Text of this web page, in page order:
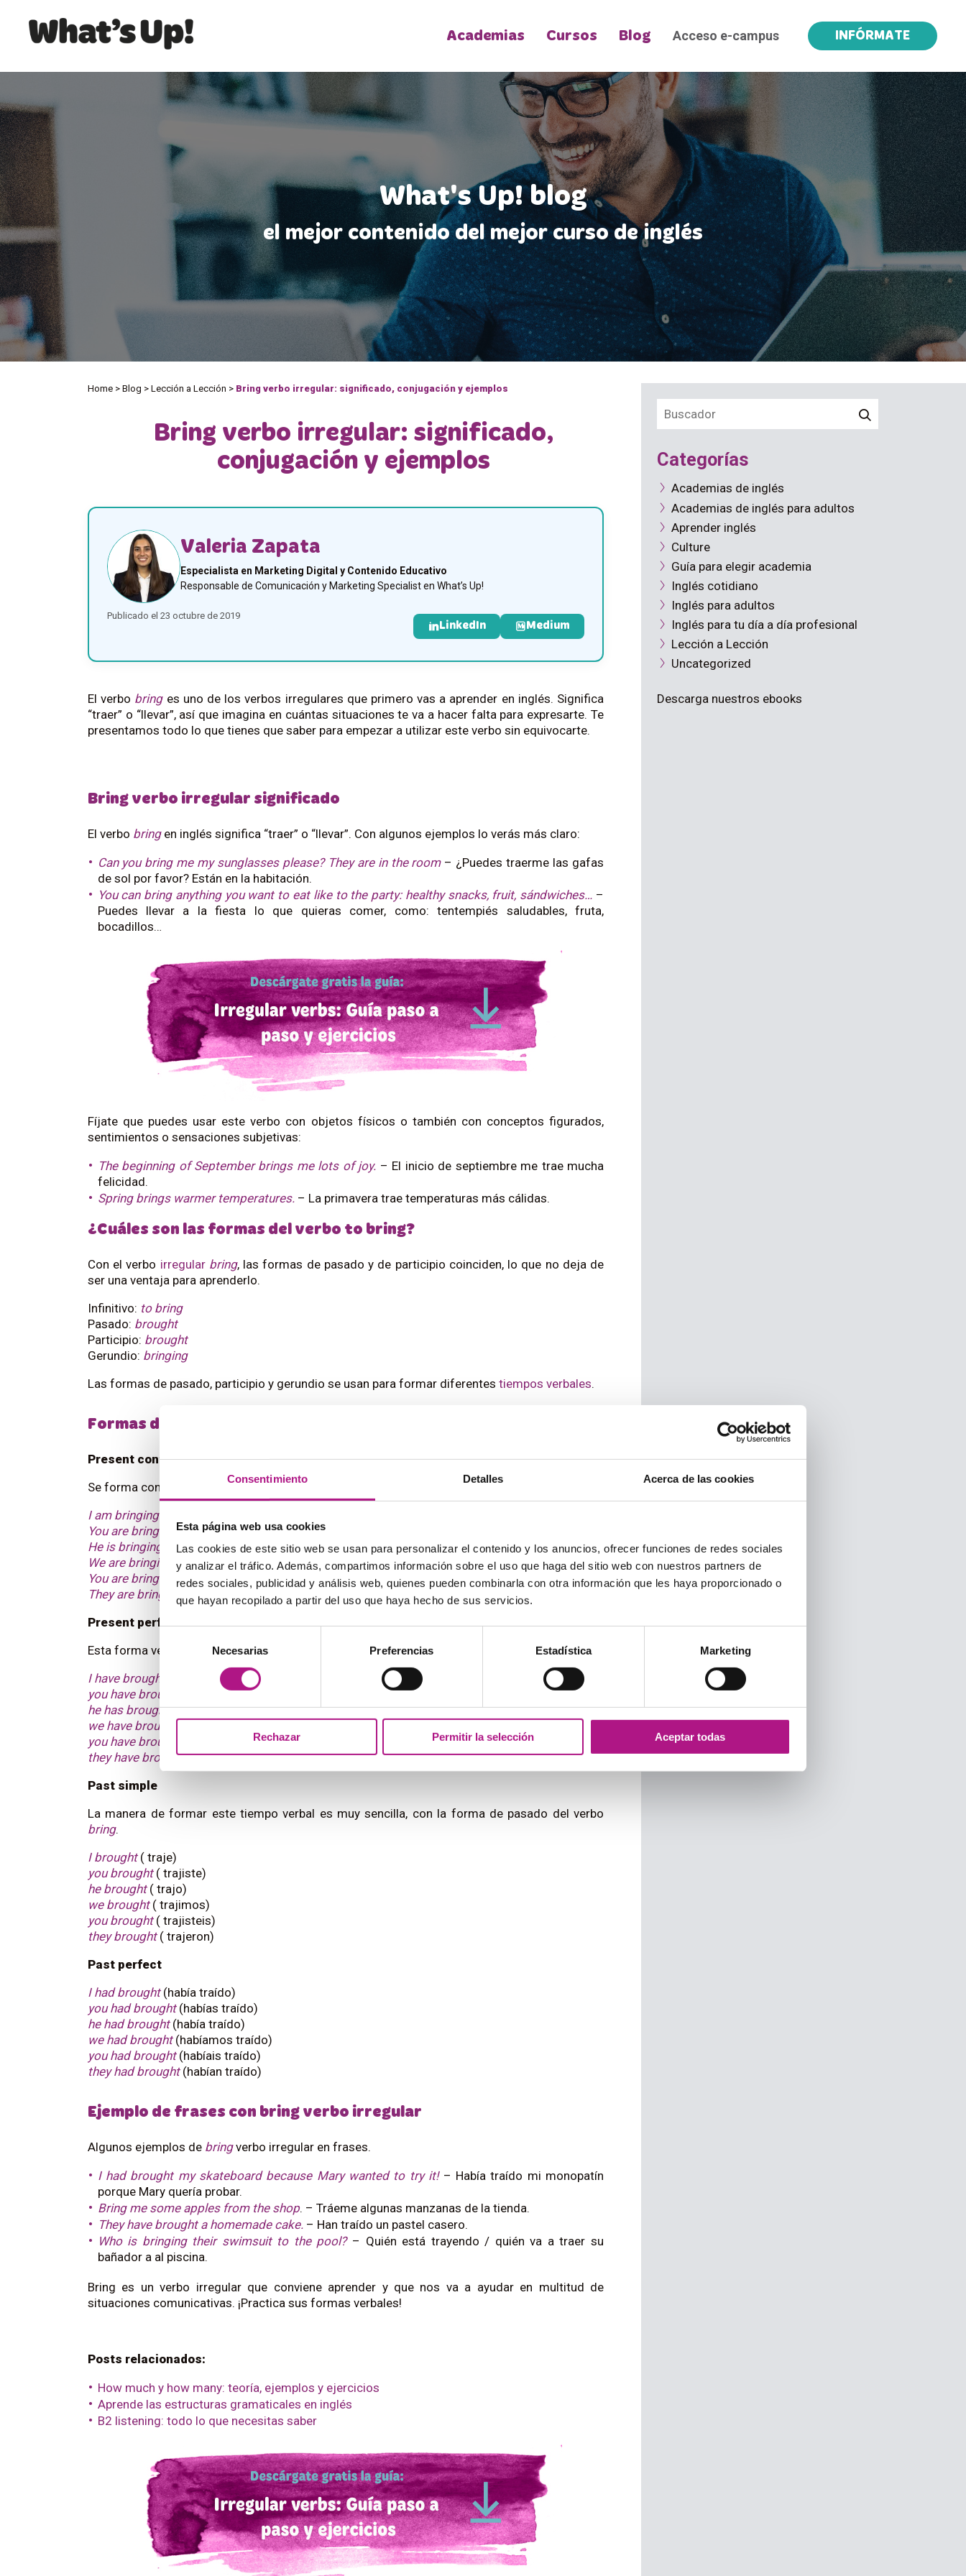
Consentimiento Detalles Acerca de las cookies
Esta página web usa cookies
Las cookies de este sitio web se usan para personalizar el contenido y los anuncios, ofrecer funciones de redes sociales
y analizar el tráfico. Además, compartimos información sobre el uso que haga del sitio web con nuestros partners de
redes sociales, publicidad y análisis web, quienes pueden combinarla con otra información que les haya proporcionado o
que hayan recopilado a partir del uso que haya hecho de sus servicios.
de
consentimiento
Necesarias Preferencias Estadística Marketing
Rechazar Permitir la selección Aceptar todas
Academias Cursos Blog Acceso e-campus INFÓRMATE
What's Up! blog
el mejor contenido del mejor curso de inglés
Home > Blog > Lección a Lección > Bring verbo irregular: significado, conjugación y ejemplos
Bring verbo irregular: significado,
conjugación y ejemplos
Valeria Zapata
Especialista en Marketing Digital y Contenido Educativo
Responsable de Comunicación y Marketing Specialist en What’s Up!
Publicado el 23 octubre de 2019
LinkedIn Medium
El verbo bringes uno de los verbos irregulares que primero vas a aprender en inglés. Significa
“traer” o “llevar”, así que imagina en cuántas situaciones te va a hacer falta para expresarte. Te
presentamos todo lo que tienes que saber para empezar a utilizar este verbo sin equivocarte.
Bring verbo irregular significado
El verbo bringen inglés significa “traer” o “llevar”. Con algunos ejemplos lo verás más claro:
Can you bring me my sunglasses please? They are in the room– ¿Puedes traerme las gafas
de sol por favor? Están en la habitación.
You can bring anything you want to eat like to the party: healthy snacks, fruit, sándwiches… –
Puedes llevar a la fiesta lo que quieras comer, como: tentempiés saludables, fruta,
bocadillos…
Fíjate que puedes usar este verbo con objetos físicos o también con conceptos figurados,
sentimientos o sensaciones subjetivas:
The beginning of September brings me lots of joy. – El inicio de septiembre me trae mucha
felicidad.
Spring brings warmer temperatures.– La primavera trae temperaturas más cálidas.
¿Cuáles son las formas del verbo to bring?
Con el verbo irregular bring, las formas de pasado y de participio coinciden, lo que no deja de
ser una ventaja para aprenderlo.
Infinitivo: to bring
Pasado: brought
Participio: brought
Gerundio: bringing
Las formas de pasado, participio y gerundio se usan para formar diferentes tiempos verbales.
Formas de bring verbo irregular
Present continuous
Se forma con el verbo
to beybringverbo irregular en gerundio.
I am bringing(estoy trayendo)
You are bringing (estás trayendo)
He is bringing
(está trayendo)
We are bringing
(estamos trayendo)
You are bringing (estáis trayendo)
They are bringing(están trayendo)
Present perfect
Esta forma verbal se forma con el auxiliar
y el participio de pasado del verbobring.
I have brought
(he traído)
you have brought
(has traído)
he has brought(ha traído)
we have brought
you have brought
(habéis traído)
they have brought(han traído)
Past simple
La manera de formar este tiempo verbal es muy sencilla, con la forma de pasado del verbo
bring.
I brought( traje)
you brought( trajiste)
he brought( trajo)
we brought( trajimos)
you brought( trajisteis)
they brought( trajeron)
Past perfect
I had brought(había traído)
you had brought(habías traído)
he had brought(había traído)
we had brought(habíamos traído)
you had brought(habíais traído)
they had brought(habían traído)
Ejemplo de frases con bring verbo irregular
Algunos ejemplos de bringverbo irregular en frases.
I had brought my skateboard because Mary wanted to try it!– Había traído mi monopatín
porque Mary quería probar.
Bring me some apples from the shop. – Tráeme algunas manzanas de la tienda.
They have brought a homemade cake.– Han traído un pastel casero.
Who is bringing their swimsuit to the pool?– Quién está trayendo / quién va a traer su
bañador a al piscina.
Bring es un verbo irregular que conviene aprender y que nos va a ayudar en multitud de
situaciones comunicativas. ¡Practica sus formas verbales!
Posts relacionados:
How much y how many: teoría, ejemplos y ejercicios
Aprende las estructuras gramaticales en inglés
B2 listening: todo lo que necesitas saber
Categorías
Academias de inglés
Academias de inglés para adultos
Aprender inglés
Culture
Guía para elegir academia
Inglés cotidiano
Inglés para adultos
Inglés para tu día a día profesional
Lección a Lección
Uncategorized
Descarga nuestros ebooks